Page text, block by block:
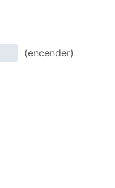
(encender)